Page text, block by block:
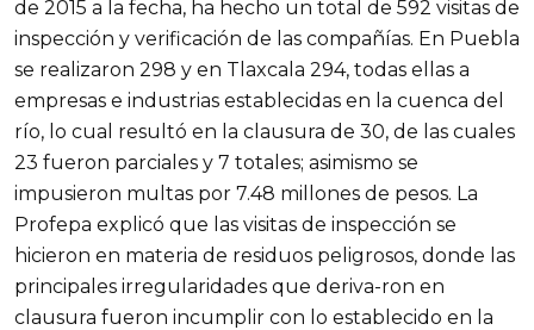
de 2015 a la fecha, ha hecho un total de 592 visitas de
inspección y verificación de las compañías. En Puebla
se realizaron 298 y en Tlaxcala 294, todas ellas a
empresas e industrias establecidas en la cuenca del
río, lo cual resultó en la clausura de 30, de las cuales
23 fueron parciales y 7 totales; asimismo se
impusieron multas por 7.48 millones de pesos. La
Profepa explicó que las visitas de inspección se
hicieron en materia de residuos peligrosos, donde las
principales irregularidades que deriva-ron en
clausura fueron incumplir con lo establecido en la